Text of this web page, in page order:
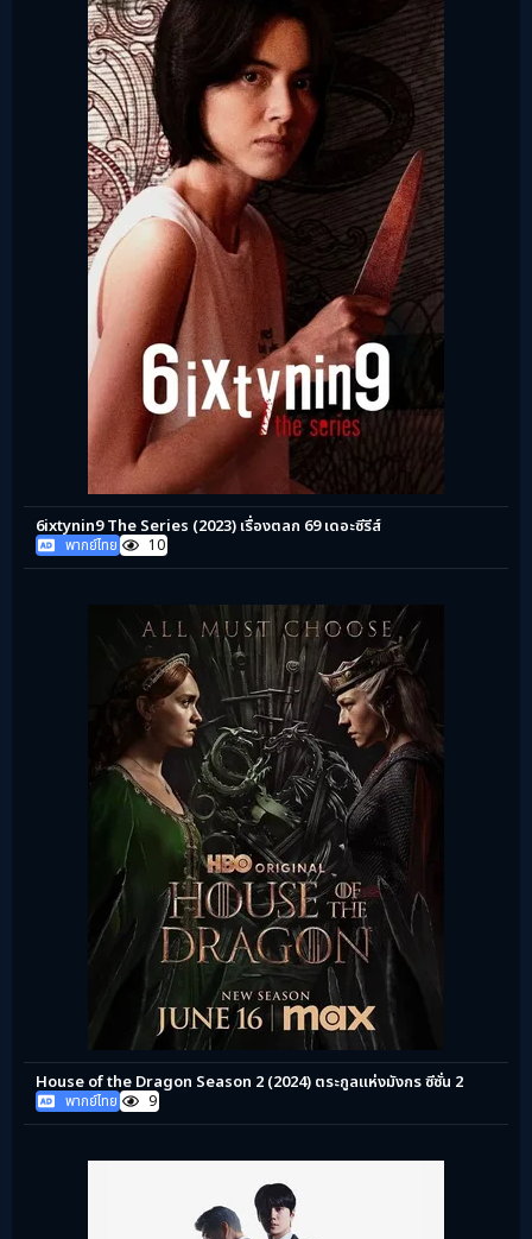
6ixtynin9 The Series (2023) เรื่องตลก 69 เดอะซีรีส์
พากย์ไทย 10
House of the Dragon Season 2 (2024) ตระกูลแห่งมังกร ซีซั่น 2
พากย์ไทย 9